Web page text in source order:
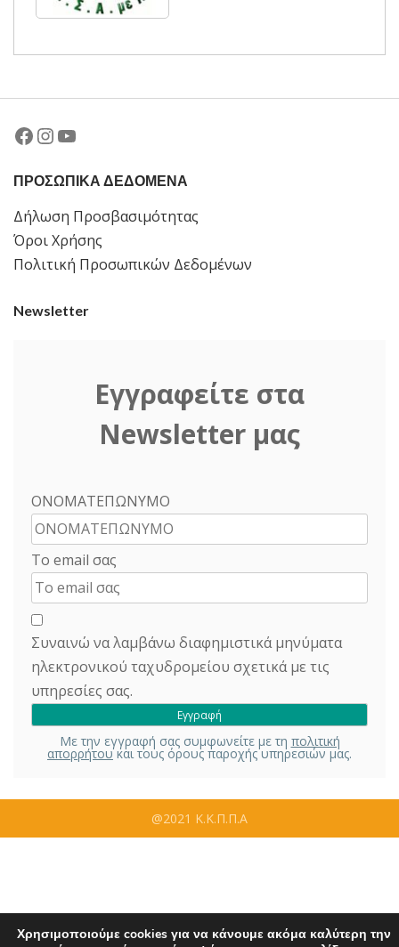
Facebook
Instagram
YouTube
ΠΡΟΣΩΠΙΚΑ ΔΕΔΟΜΕΝΑ
Δήλωση Προσβασιμότητας
Όροι Χρήσης
Πολιτική Προσωπικών Δεδομένων
Newsletter
Εγγραφείτε στα
Newsletter μας
ΟΝΟΜΑΤΕΠΩΝΥΜΟ
Το email σας
Συναινώ να λαμβάνω διαφημιστικά μηνύματα
ηλεκτρονικού ταχυδρομείου σχετικά με τις
υπηρεσίες σας.
Με την εγγραφή σας συμφωνείτε με τη πολιτική
απορρήτουκαι τους όρους παροχής υπηρεσιών μας.
@2021 Κ.Κ.Π.Π.Α
Χρησιμοποιούμε cookies για να κάνουμε ακόμα καλύτερη την